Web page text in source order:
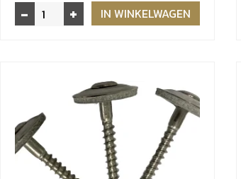
-
Bangkirai
olie
vlonders
aantal
+ IN WINKELWAGEN